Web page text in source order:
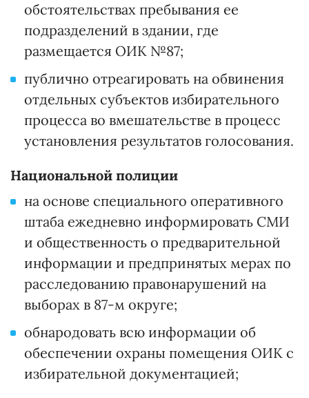
обстоятельствах пребывания ее
подразделений в здании, где
размещается ОИК №87;
публично отреагировать на обвинения
отдельных субъектов избирательного
процесса во вмешательстве в процесс
установления результатов голосования.
Национальной полиции
на основе специального оперативного
штаба ежедневно информировать СМИ
и общественность о предварительной
информации и предпринятых мерах по
расследованию правонарушений на
выборах в 87-м округе;
обнародовать всю информации об
обеспечении охраны помещения ОИК с
избирательной документацией;